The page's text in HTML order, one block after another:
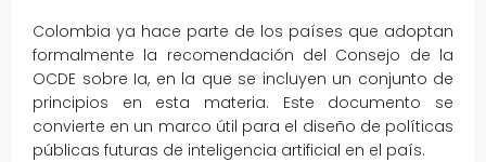
Colombia ya hace parte de los países que adoptan
formalmente la recomendación del Consejo de la
OCDE sobre Ia, en la que se incluyen un conjunto de
principios en esta materia. Este documento se
convierte en un marco útil para el diseño de políticas
públicas futuras de inteligencia artificial en el país.